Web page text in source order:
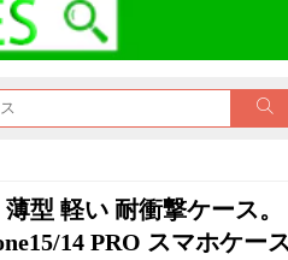
型 軽い 耐衝撃ケース。
14 PRO スマホケー